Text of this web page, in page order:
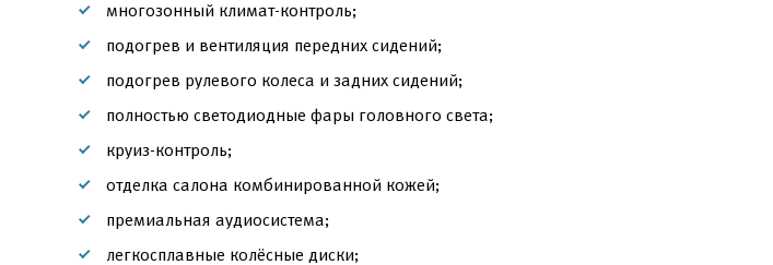
многозонный климат-контроль;
подогрев и вентиляция передних сидений;
подогрев рулевого колеса и задних сидений;
полностью светодиодные фары головного света;
круиз-контроль;
отделка салона комбинированной кожей;
премиальная аудиосистема;
легкосплавные колёсные диски;